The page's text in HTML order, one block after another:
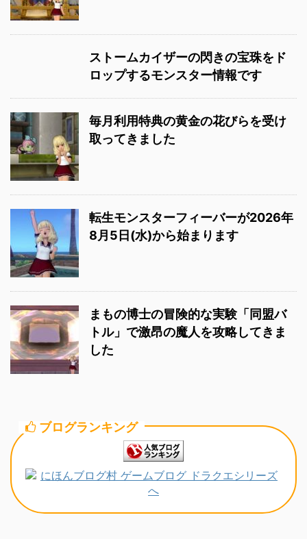
ストームカイザーの閃きの宝珠をド
ロップするモンスター情報です
毎月利用特典の黄金の花びらを受け
取ってきました
転生モンスターフィーバーが2026年
8月5日(水)から始まります
まもの博士の冒険的な実験「同盟バ
トル」で激昂の魔人を攻略してきま
した
ブログランキング